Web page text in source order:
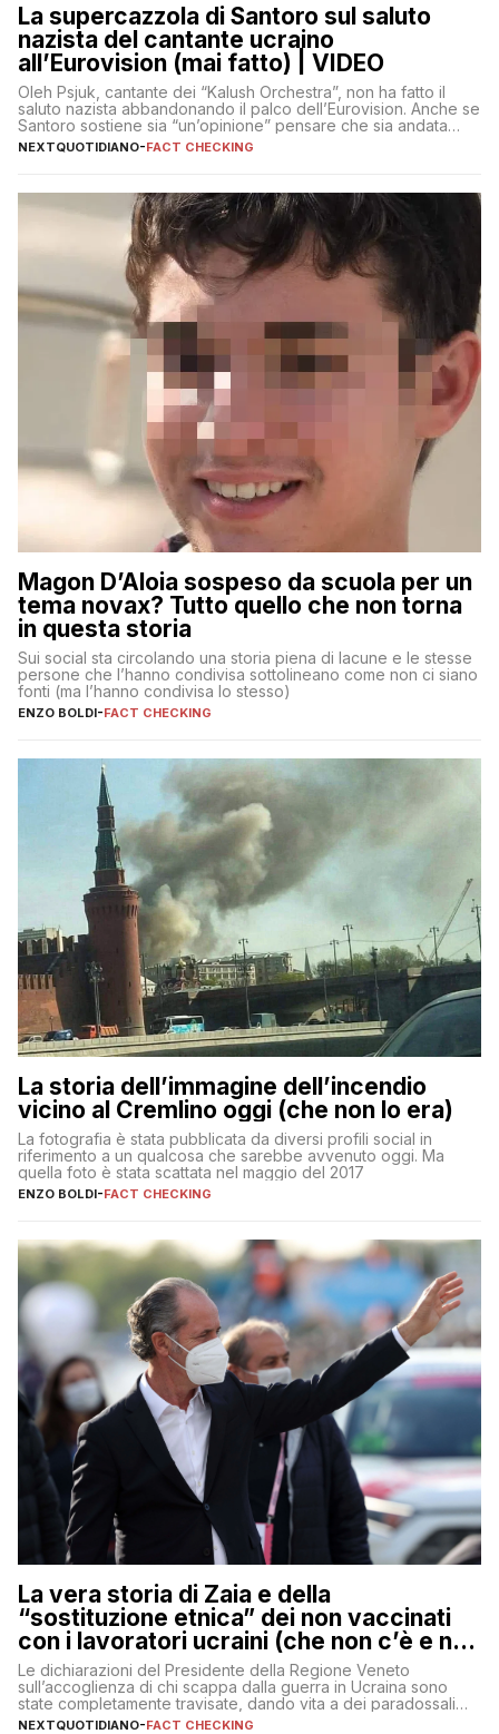
La supercazzola di Santoro sul saluto
nazista del cantante ucraino
all’Eurovision (mai fatto) | VIDEO
Oleh Psjuk, cantante dei “Kalush Orchestra”, non ha fatto il
saluto nazista abbandonando il palco dell’Eurovision. Anche se
Santoro sostiene sia “un’opinione” pensare che sia andata
così
NEXTQUOTIDIANO-FACT CHECKING
Magon D’Aloia sospeso da scuola per un
tema novax? Tutto quello che non torna
in questa storia
Sui social sta circolando una storia piena di lacune e le stesse
persone che l’hanno condivisa sottolineano come non ci siano
fonti (ma l’hanno condivisa lo stesso)
ENZO BOLDI-FACT CHECKING
La storia dell’immagine dell’incendio
vicino al Cremlino oggi (che non lo era)
La fotografia è stata pubblicata da diversi profili social in
riferimento a un qualcosa che sarebbe avvenuto oggi. Ma
quella foto è stata scattata nel maggio del 2017
ENZO BOLDI-FACT CHECKING
La vera storia di Zaia e della
“sostituzione etnica” dei non vaccinati
con i lavoratori ucraini (che non c’è e non
ci sarà)
Le dichiarazioni del Presidente della Regione Veneto
sull’accoglienza di chi scappa dalla guerra in Ucraina sono
state completamente travisate, dando vita a dei paradossali
falsi che girano sui social
NEXTQUOTIDIANO-FACT CHECKING